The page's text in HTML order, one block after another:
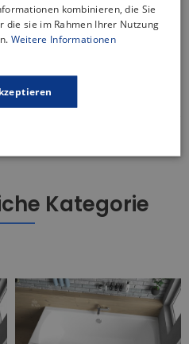
Dafni mit einem
Stabes ist eine perfekte
Kategorie
kombinieren, die Sie
sie im Rahmen Ihrer Nutzung
Weitere Informationen